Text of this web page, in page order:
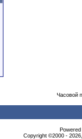
Часовой
Copyright ©2000 -